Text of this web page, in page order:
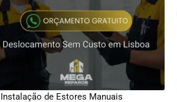
Instalação de Estores Manuais